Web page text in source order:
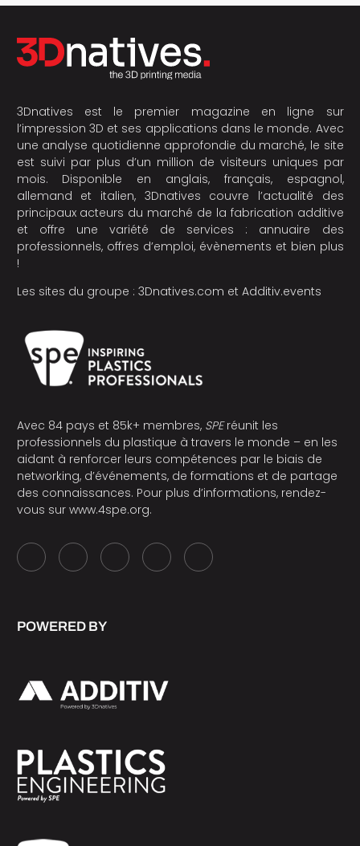
3Dnatives est le premier magazine en ligne sur
l’impression 3D et ses applications dans le monde. Avec
une analyse quotidienne approfondie du marché, le site
est suivi par plus d’un million de visiteurs uniques par
mois. Disponible en anglais, français, espagnol,
allemand et italien, 3Dnatives couvre l’actualité des
principaux acteurs du marché de la fabrication additive
et offre une variété de services : annuaire des
professionnels, offres d’emploi, évènements et bien plus
!
Les sites du groupe : 3Dnatives.com et Additiv.events
Avec 84 pays et 85k+ membres, SPEréunit les
professionnels du plastique à travers le monde – en les
aidant à renforcer leurs compétences par le biais de
networking, d’événements, de formations et de partage
des connaissances. Pour plus d’informations, rendez-
vous sur www.4spe.org.
POWERED BY